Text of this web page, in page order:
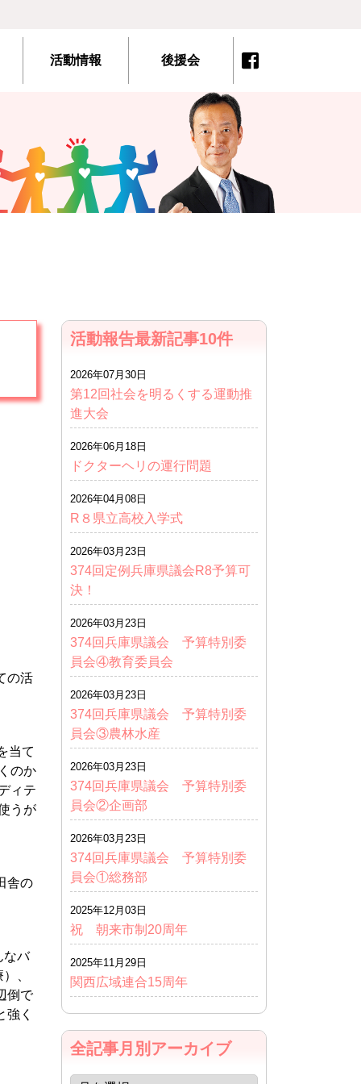
活動情報 後援会
の活
当て
のか
ィテ
うが
舎の
なバ
、
倒で
強く
活動報告最新記事10件
2026年07月30日
第12回社会を明るくする運動推
進大会
2026年06月18日
ドクターヘリの運行問題
2026年04月08日
R８県立高校入学式
2026年03月23日
374回定例兵庫県議会R8予算可
決！
2026年03月23日
374回兵庫県議会 予算特別委
員会④教育委員会
2026年03月23日
374回兵庫県議会 予算特別委
員会③農林水産
2026年03月23日
374回兵庫県議会 予算特別委
員会②企画部
2026年03月23日
374回兵庫県議会 予算特別委
員会①総務部
2025年12月03日
祝 朝来市制20周年
2025年11月29日
関西広域連合15周年
全記事月別アーカイブ